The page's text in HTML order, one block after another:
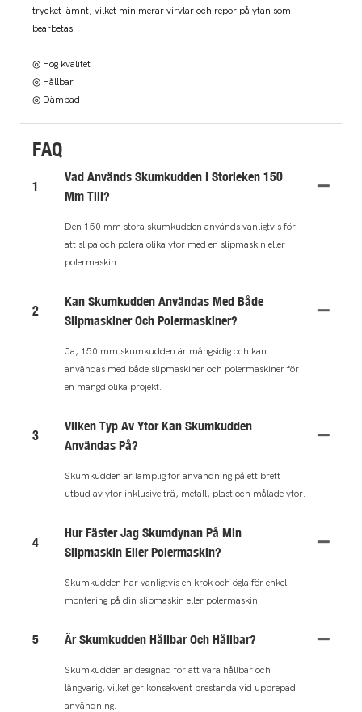
trycket jämnt, vilket minimerar virvlar och repor på ytan som
bearbetas.
◎ Hög kvalitet
◎ Hållbar
◎ Dämpad
FAQ
1
Vad Används Skumkudden I Storleken 150
Mm Till?
Den 150 mm stora skumkudden används vanligtvis för
att slipa och polera olika ytor med en slipmaskin eller
polermaskin.
2
Kan Skumkudden Användas Med Både
Slipmaskiner Och Polermaskiner?
Ja, 150 mm skumkudden är mångsidig och kan
användas med både slipmaskiner och polermaskiner för
en mängd olika projekt.
3
Vilken Typ Av Ytor Kan Skumkudden
Användas På?
Skumkudden är lämplig för användning på ett brett
utbud av ytor inklusive trä, metall, plast och målade ytor.
4
Hur Fäster Jag Skumdynan På Min
Slipmaskin Eller Polermaskin?
Skumkudden har vanligtvis en krok och ögla för enkel
montering på din slipmaskin eller polermaskin.
5 Är Skumkudden Hållbar Och Hållbar?
Skumkudden är designad för att vara hållbar och
långvarig, vilket ger konsekvent prestanda vid upprepad
användning.